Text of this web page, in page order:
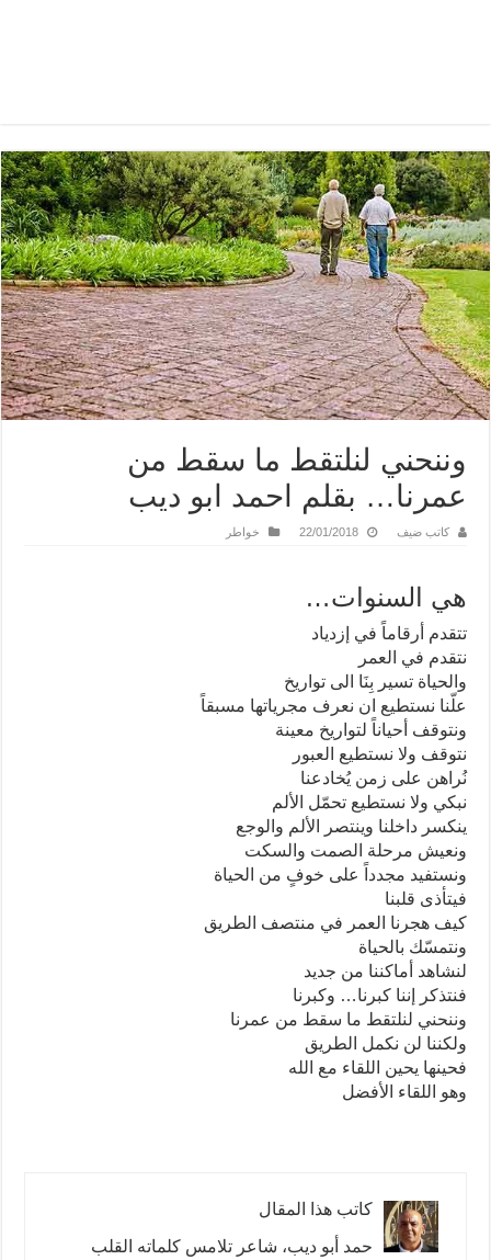
وننحني لنلتقط ما سقط من
عمرنا… بقلم احمد ابو ديب
كاتب ضيف 22/01/2018 خواطر
هي السنوات…
تتقدم أرقاماً في إزدياد
نتقدم في العمر
والحياة تسير بِنَا الى تواريخ
علّنا نستطيع ان نعرف مجرياتها مسبقاً
ونتوقف أحياناً لتواريخ معينة
نتوقف ولا نستطيع العبور
نُراهن على زمن يُخادعنا
نبكي ولا نستطيع تحمّل الألم
ينكسر داخلنا وينتصر الألم والوجع
ونعيش مرحلة الصمت والسكت
ونستفيد مجدداً على خوفٍ من الحياة
فيتأذى قلبنا
كيف هجرنا العمر في منتصف الطريق
ونتمسّك بالحياة
لنشاهد أماكننا من جديد
فنتذكر إننا كبرنا… وكبرنا
وننحني لنلتقط ما سقط من عمرنا
ولكننا لن نكمل الطريق
فحينها يحين اللقاء مع الله
وهو اللقاء الأفضل
كاتب هذا المقال
حمد أبو ديب، شاعر تلامس كلماته القلب